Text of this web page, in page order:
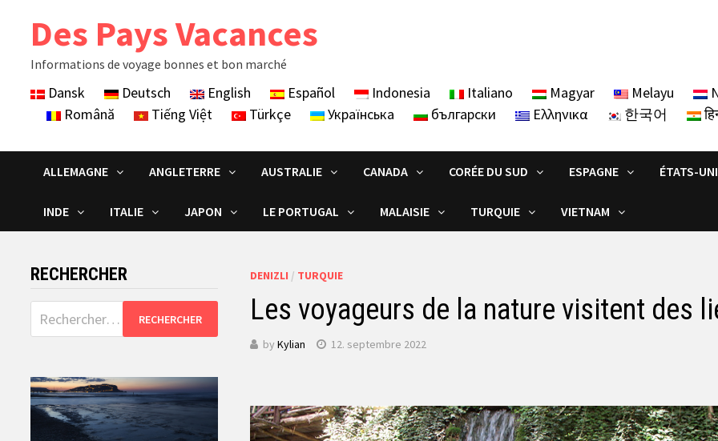
Des Pays Vacances
Informations de voyage bonnes et bon marché
Dansk Deutsch English Español Indonesia Italiano Magyar Melayu
Română
Tiếng Việt Türkçe Українська български Ελληνικα 한국어
ALLEMAGNE ANGLETERRE AUSTRALIE CANADA CORÉE DU SUD ESPAGNE ÉTATS-
INDE ITALIE JAPON LE PORTUGAL MALAISIE TURQUIE VIETNAM
DENIZLI / TURQUIE
Les voyageurs de la nature visitent des
by Kylian 12. septembre 2022
RECHERCHER
Rechercher :